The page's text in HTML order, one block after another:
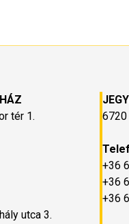
tér 1.
utca 3.
+36
+36
+36